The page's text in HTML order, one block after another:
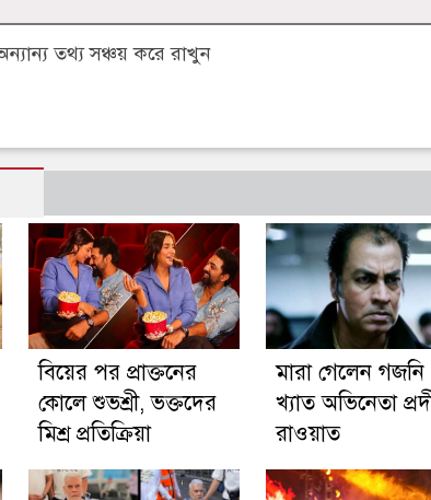
তথ্য সঞ্চয় করে রাখুন
বিয়ের পর প্রাক্তনের
কোলে শুভশ্রী, ভক্তদের
মিশ্র প্রতিক্রিয়া
মারা গেলেন গজনি
খ্যাত অভিনেতা
রাওয়াত